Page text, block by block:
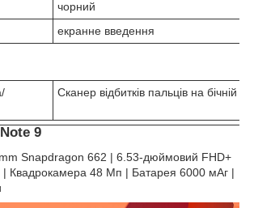
чорний
екранне введення
Сканер відбитків пальців на бічній
9
Snapdragon 662 | 6.53-дюймовий FHD+
| Квадрокамера 48 Мп | Батарея 6000 мАг |